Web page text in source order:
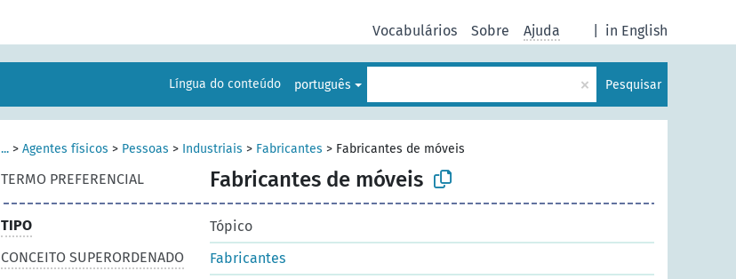
in English
Vocabulários Sobre Ajuda
Língua do conteúdo português × Pesquisar
... > Agentes físicos > Pessoas > Industriais > Fabricantes > Fabricantes de móveis
TERMO PREFERENCIAL Fabricantes de móveis
TIPO
Tópico
CONCEITO SUPERORDENADO
Fabricantes